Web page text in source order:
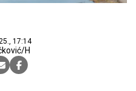
17:14
H